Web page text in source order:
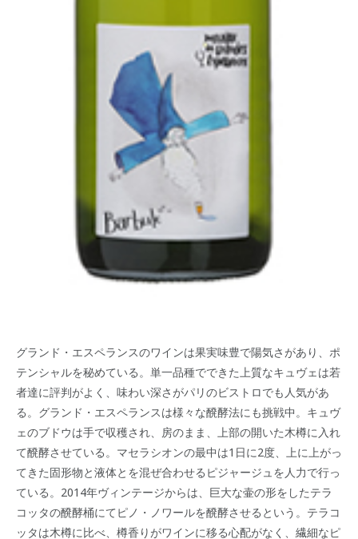
グランド・エスペランスのワインは果実味豊で陽気さがあり、ポ
テンシャルを秘めている。単一品種でできた上質なキュヴェは若
者達に評判がよく、味わい深さがパリのビストロでも人気があ
る。グランド・エスペランスは様々な醗酵法にも挑戦中。キュヴ
ェのブドウは手で収穫され、房のまま、上部の開いた木樽に入れ
て醗酵させている。マセラシオンの最中は1日に2度、上に上がっ
てきた固形物と液体とを混ぜ合わせるピジャージュを人力で行っ
ている。2014年ヴィンテージからは、巨大な壷の形をしたテラ
コッタの醗酵桶にてピノ・ノワールを醗酵させるという。テラコ
ッタは木樽に比べ、樽香りがワインに移る心配がなく、繊細なピ